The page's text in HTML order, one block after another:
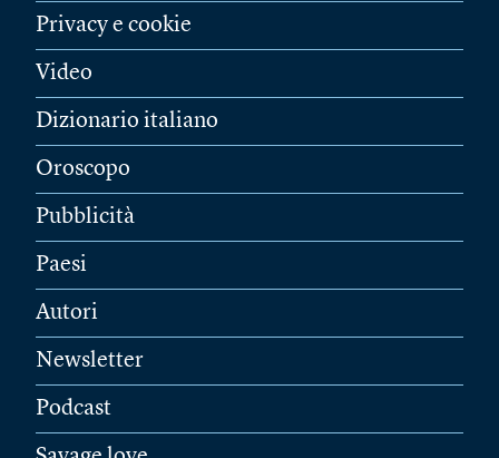
Privacy e cookie
Video
Dizionario italiano
Oroscopo
Pubblicità
Paesi
Autori
Newsletter
Podcast